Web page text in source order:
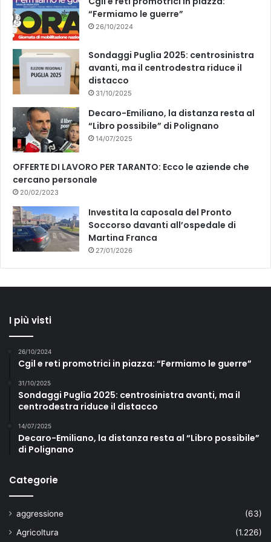
e
“Fermiamo le guerre”
26/10/2024
Sondaggi Puglia 2025: centrosinistra
avanti, ma il centrodestra riduce il
distacco
31/10/2025
Decaro-Emiliano, la distanza resta al
“Libro possibile” di Polignano
14/07/2025
OFFERTE DI LAVORO PER TARANTO: Ecco le aziende che
cercano personale
20/02/2023
Investita la caposala del Pronto
Soccorso davanti all’ospedale di
Martina Franca
27/01/2026
I più visti
26/10/2024
Cgil e reti promotrici in piazza: “Fermiamo le guerre”
31/10/2025
Sondaggi Puglia 2025: centrosinistra avanti, ma il
centrodestra riduce il distacco
14/07/2025
Decaro-Emiliano, la distanza resta al “Libro possibile”
di Polignano
Categorie
aggressione
(63)
Agricoltura
(1.226)